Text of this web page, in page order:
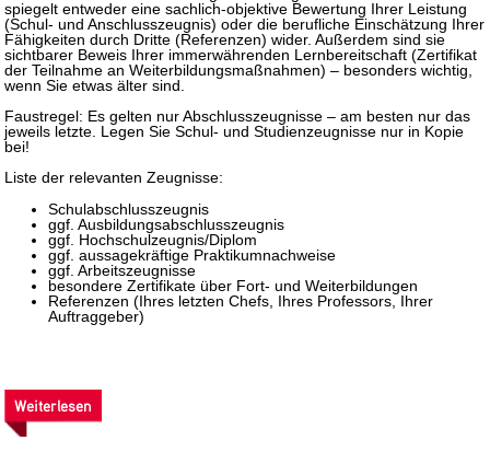
spiegelt entweder eine sachlich-objektive Bewertung Ihrer Leistung
(Schul- und Anschlusszeugnis) oder die berufliche Einschätzung Ihrer
Fähigkeiten durch Dritte (Referenzen) wider. Außerdem sind sie
sichtbarer Beweis Ihrer immerwährenden Lernbereitschaft (Zertifikat
der Teilnahme an Weiterbildungsmaßnahmen) – besonders wichtig,
wenn Sie etwas älter sind.
Faustregel: Es gelten nur Abschlusszeugnisse – am besten nur das
jeweils letzte. Legen Sie Schul- und Studienzeugnisse nur in Kopie
bei!
Liste der relevanten Zeugnisse:
Schulabschlusszeugnis
ggf. Ausbildungsabschlusszeugnis
ggf. Hochschulzeugnis/Diplom
ggf. aussagekräftige Praktikumnachweise
ggf. Arbeitszeugnisse
besondere Zertifikate über Fort- und Weiterbildungen
Referenzen (Ihres letzten Chefs, Ihres Professors, Ihrer
Auftraggeber)
Weiterlesen